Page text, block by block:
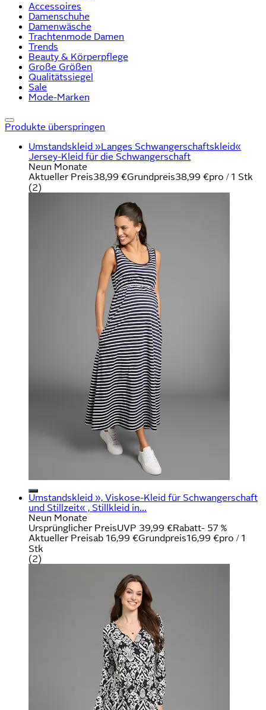
Accessoires
Damenschuhe
Damenwäsche
Trachtenmode Damen
Trends
Beauty & Körperpflege
Große Größen
Qualitätssiegel
Sale
Mode-Marken
Produkte überspringen
Umstandskleid »Langes Schwangerschaftskleid«
Jersey-Kleid für die Schwangerschaft
Neun Monate
Aktueller Preis38,99 €Grundpreis38,99 €pro / 1 Stk
(2)
Umstandskleid », Viskose-Kleid für Schwangerschaft
und Stillzeit« , Stillkleid in...
Neun Monate
Ursprünglicher PreisUVP 39,99 €Rabatt- 57 %
Aktueller Preisab 16,99 €Grundpreis16,99 €pro / 1
Stk
(2)